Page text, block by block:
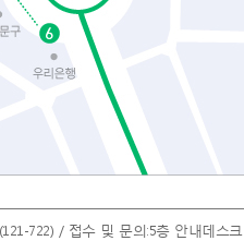
722) / 접수 및 문의:5층 안내데스크